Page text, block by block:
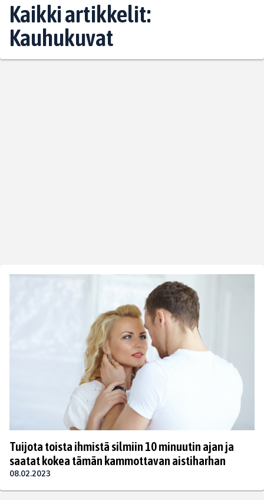
Kaikki artikkelit:
Kauhukuvat
Tuijota toista ihmistä silmiin 10 minuutin ajan ja
saatat kokea tämän kammottavan aistiharhan
08.02.2023